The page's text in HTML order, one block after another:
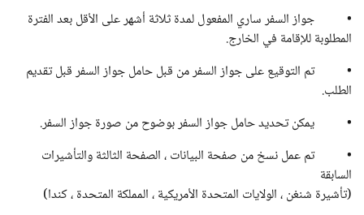
• جواز السفر ساري المفعول لمدة ثلاثة أشهر على الأقل بعد الفترة
المطلوبة للإقامة في الخارج.
• تم التوقيع على جواز السفر من قبل حامل جواز السفر قبل تقديم
الطلب.
• يمكن تحديد حامل جواز السفر بوضوح من صورة جواز السفر.
• تم عمل نسخ من صفحة البيانات ، الصفحة الثالثة والتأشيرات
السابقة
(تأشيرة شنغن ، الولايات المتحدة الأمريكية ، المملكة المتحدة ، كندا)